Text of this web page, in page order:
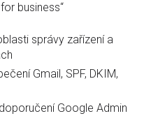
business“
správy zařízení a
Gmail, SPF, DKIM,
Google Admin